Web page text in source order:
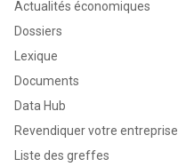
Actualités économiques
Dossiers
Lexique
Documents
Data Hub
Revendiquer votre entreprise
Liste des greffes